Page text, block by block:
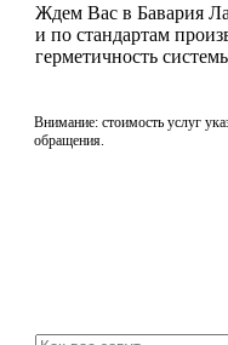
Ждем Вас в Бавария
и по стандартам
герметичность
Внимание: стоимость услуг
обращения.